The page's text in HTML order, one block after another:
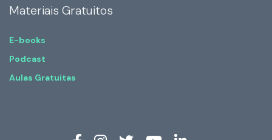
Materiais Gratuitos
E-books
Podcast
Aulas Gratuitas